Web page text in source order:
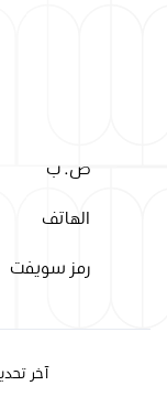
ص. ب
الهاتف
رمز سويفت
آخر تحديث